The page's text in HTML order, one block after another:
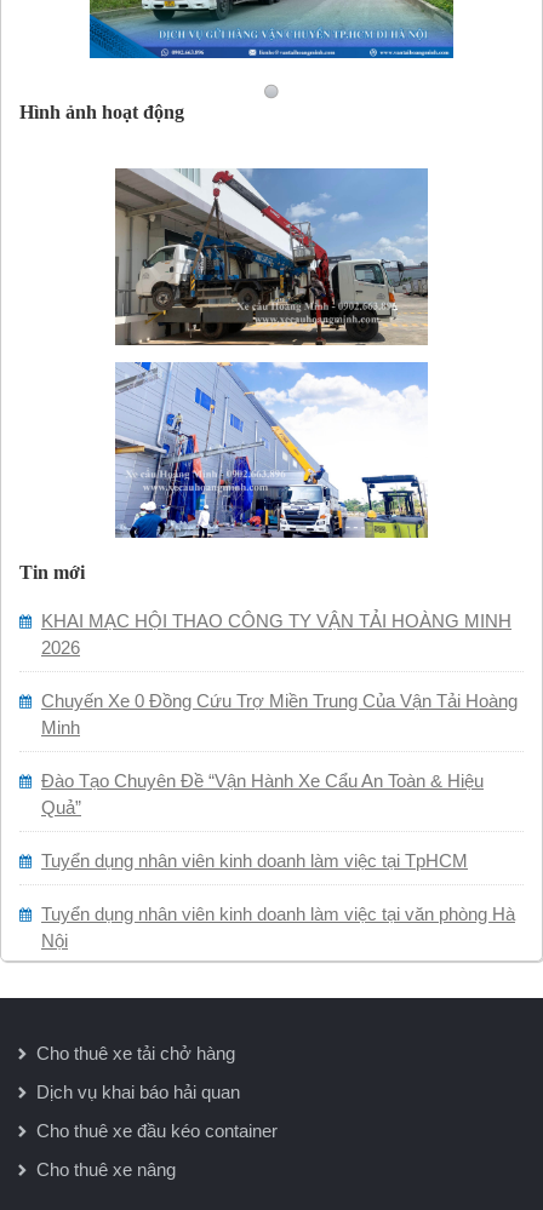
Hình ảnh hoạt động
Tin mới
KHAI MẠC HỘI THAO CÔNG TY VẬN TẢI HOÀNG MINH
2026
Chuyến Xe 0 Đồng Cứu Trợ Miền Trung Của Vận Tải Hoàng
Minh
Đào Tạo Chuyên Đề “Vận Hành Xe Cẩu An Toàn & Hiệu
Quả”
Tuyển dụng nhân viên kinh doanh làm việc tại TpHCM
Tuyển dụng nhân viên kinh doanh làm việc tại văn phòng Hà
Nội
Cho thuê xe tải chở hàng
Dịch vụ khai báo hải quan
Cho thuê xe đầu kéo container
Cho thuê xe nâng